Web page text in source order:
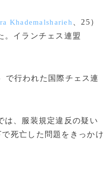
Khademalsharieh
、25）
。イランチェス連盟
で行われた国際チェス連
、服装規定違反の疑い
死亡した問題をきっかけ